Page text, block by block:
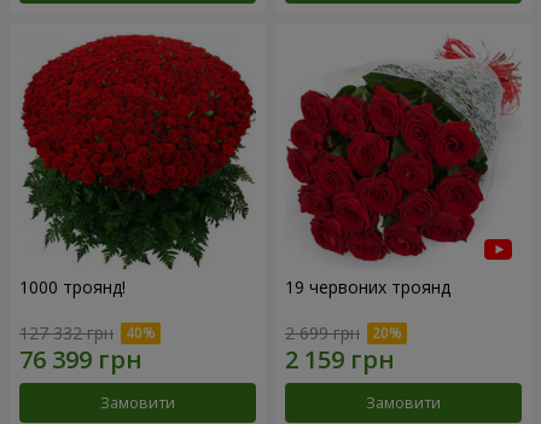
1000 троянд!
127 332 грн
Замовити
19 червоних троянд
2 699 грн
Замовити